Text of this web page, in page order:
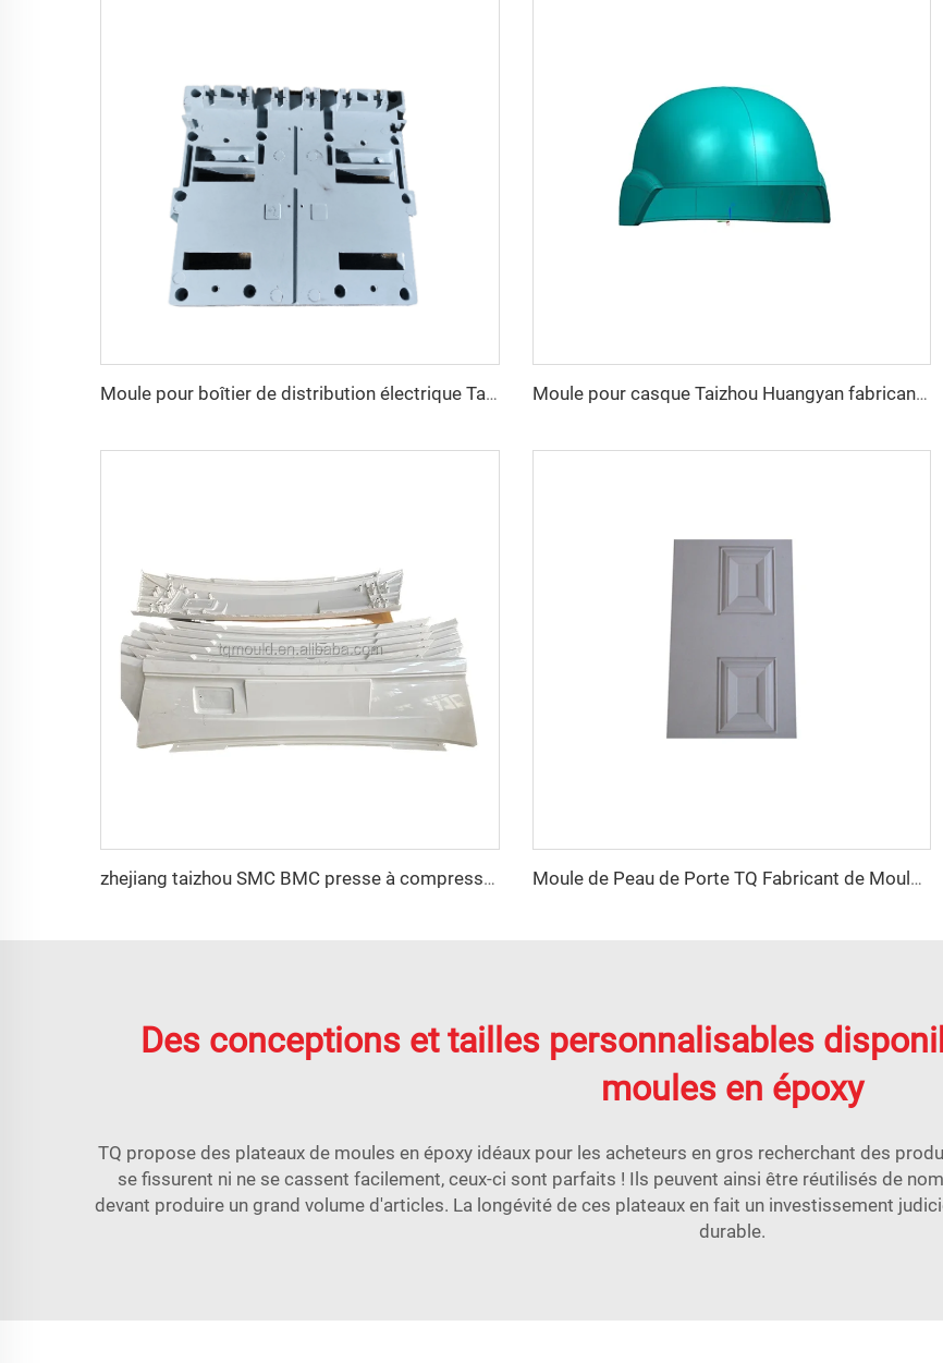
Moule pour boîtier de distribution électrique Taizhou Huangyan Moule sur mesure en injection plastique pour boîtier de distribution Moule pour casque Taizhou Huangyan fabricant de moules outil de sécurité Mich Fast casque
zhejiang taizhou SMC BMC presse à compression matrices progressives Matricage outillage pour outillage de pièces automobiles Moule de Peau de Porte TQ Fabricant de Moules Chine Taizhou Moulage par Compression SMC/BMC
Des conceptions et tailles personnalisables
moules en époxy
TQ propose des plateaux de moules en époxy idéaux pour les acheteurs en gros recherchant des
se fissurent ni ne se cassent facilement, ceux-ci sont parfaits ! Ils peuvent ainsi être réutilisés de
devant produire un grand volume d'articles. La longévité de ces plateaux en fait un investissement
durable.